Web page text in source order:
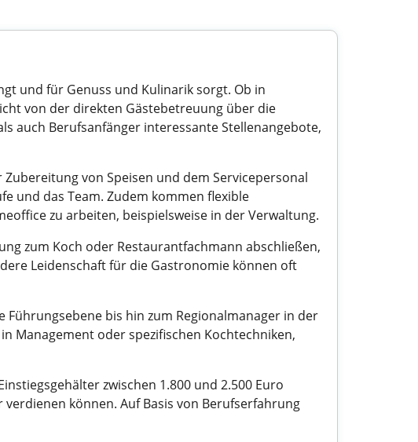
und für Genuss und Kulinarik sorgt. Ob in
von der direkten Gästebetreuung über die
auch Berufsanfänger interessante Stellenangebote,
von Speisen und dem Servicepersonal
und das Team. Zudem kommen flexible
zu arbeiten, beispielsweise in der Verwaltung.
zum Koch oder Restaurantfachmann abschließen,
Leidenschaft für die Gastronomie können oft
bis hin zum Regionalmanager in der
Management oder spezifischen Kochtechniken,
zwischen 1.800 und 2.500 Euro
können. Auf Basis von Berufserfahrung